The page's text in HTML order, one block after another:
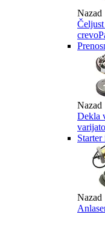
Nazad
crevo
Nazad
Dekla
Nazad